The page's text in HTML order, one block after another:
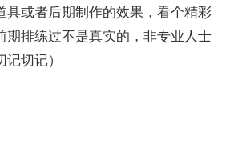
具或者后期制作的效果，看个精彩
期排练过不是真实的，非专业人士
切记）